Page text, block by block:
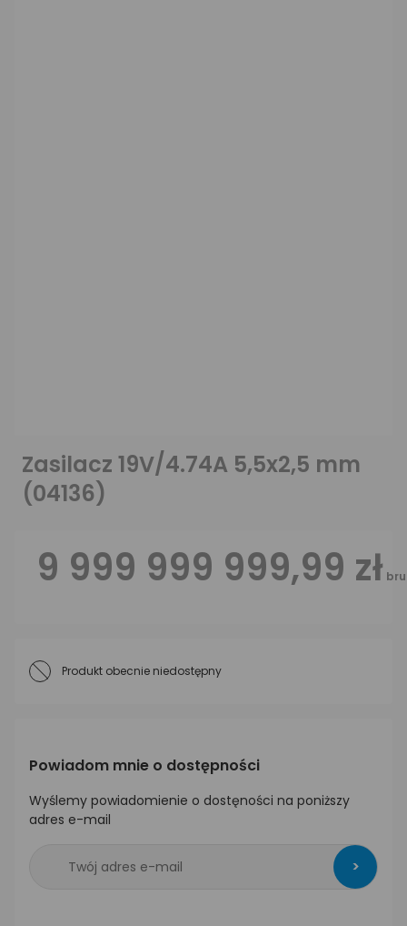
Zasilacz 19V/4.74A 5,5x2,5 mm
(04136)
9 999 999 999,99 zł
Produkt obecnie niedostępny
Powiadom mnie o dostępności
Wyślemy powiadomienie o dostęności na poniższy
adres e-mail
>